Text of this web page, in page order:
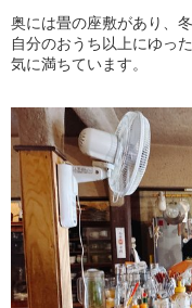
奥には畳の座敷があり、
自分のおうち以上にゆっ
気に満ちています。